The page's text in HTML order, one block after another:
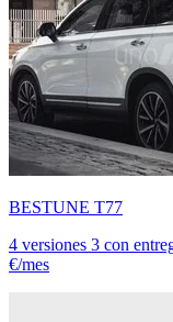
BESTUNE T77
4 versiones 3 con
€/mes